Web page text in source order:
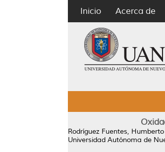
Inicio Acerca de
Rodríguez Fuentes, Humberto
Universidad Autónoma de